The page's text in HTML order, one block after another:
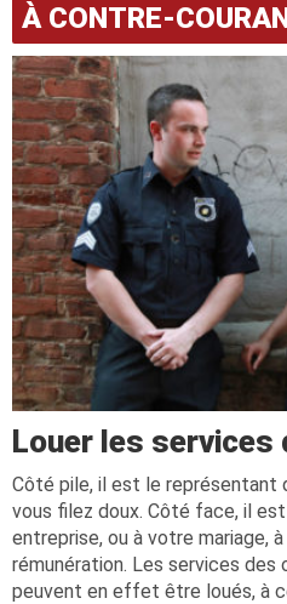
À CONTRE-
Louer les services
Côté pile, il est le représentant
vous filez doux. Côté face, il
entreprise, ou à votre mariage,
rémunération. Les services des
peuvent en effet être loués, à